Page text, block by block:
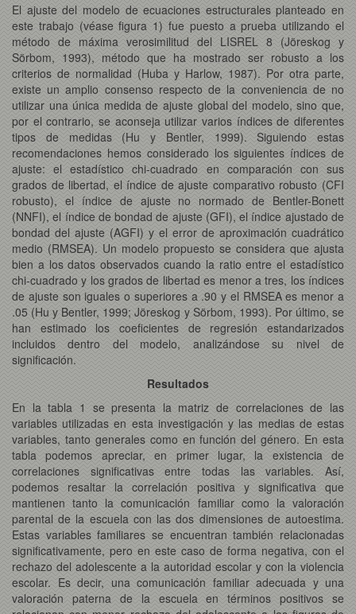
El ajuste del modelo de ecuaciones estructurales planteado en
este trabajo (véase figura 1) fue puesto a prueba utilizando el
método de máxima verosimilitud del LISREL 8 (Jöreskog y
Sörbom, 1993), método que ha mostrado ser robusto a los
criterios de normalidad (Huba y Harlow, 1987). Por otra parte,
existe un amplio consenso respecto de la conveniencia de no
utilizar una única medida de ajuste global del modelo, sino que,
por el contrario, se aconseja utilizar varios índices de diferentes
tipos de medidas (Hu y Bentler, 1999). Siguiendo estas
recomendaciones hemos considerado los siguientes índices de
ajuste: el estadístico chi-cuadrado en comparación con sus
grados de libertad, el índice de ajuste comparativo robusto (CFI
robusto), el índice de ajuste no normado de Bentler-Bonett
(NNFI), el índice de bondad de ajuste (GFI), el índice ajustado de
bondad del ajuste (AGFI) y el error de aproximación cuadrático
medio (RMSEA). Un modelo propuesto se considera que ajusta
bien a los datos observados cuando la ratio entre el estadístico
chi-cuadrado y los grados de libertad es menor a tres, los índices
de ajuste son iguales o superiores a .90 y el RMSEA es menor a
.05 (Hu y Bentler, 1999; Jöreskog y Sörbom, 1993). Por último, se
han estimado los coeficientes de regresión estandarizados
incluidos dentro del modelo, analizándose su nivel de
significación.
Resultados
En la tabla 1 se presenta la matriz de correlaciones de las
variables utilizadas en esta investigación y las medias de estas
variables, tanto generales como en función del género. En esta
tabla podemos apreciar, en primer lugar, la existencia de
correlaciones significativas entre todas las variables. Así,
podemos resaltar la correlación positiva y significativa que
mantienen tanto la comunicación familiar como la valoración
parental de la escuela con las dos dimensiones de autoestima.
Estas variables familiares se encuentran también relacionadas
significativamente, pero en este caso de forma negativa, con el
rechazo del adolescente a la autoridad escolar y con la violencia
escolar. Es decir, una comunicación familiar adecuada y una
valoración paterna de la escuela en términos positivos se